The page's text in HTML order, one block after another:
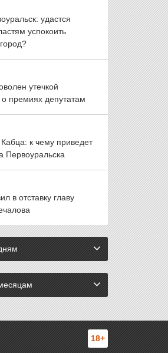
удастся
успокоить
утечкой
премиях депутатам
к чему приведет
Первоуральска
в отставку главу
18+